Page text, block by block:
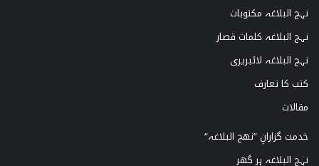
نہج البلاغہ مکتوبات
نہج البلاغہ کلمات قصار
نہج البلاغہ لائبریری
کتب کا تعارف
مقالات
خدمت گزارانِ ”نھج البلاغہ“
نہج البلاغہ ہر گھر